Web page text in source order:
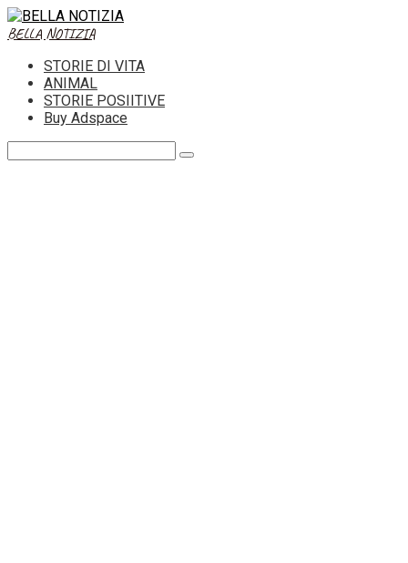
Skip
to
BELLA NOTIZIA
STORIE DI VITA
ANIMAL
STORIE POSIITIVE
Buy Adspace